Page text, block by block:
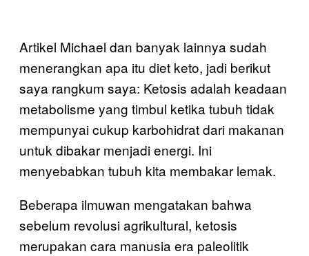
Artikel Michael dan banyak lainnya sudah
menerangkan apa itu diet keto, jadi berikut
saya rangkum saya: Ketosis adalah keadaan
metabolisme yang timbul ketika tubuh tidak
mempunyai cukup karbohidrat dari makanan
untuk dibakar menjadi energi. Ini
menyebabkan tubuh kita membakar lemak.
Beberapa ilmuwan mengatakan bahwa
sebelum revolusi agrikultural, ketosis
merupakan cara manusia era paleolitik